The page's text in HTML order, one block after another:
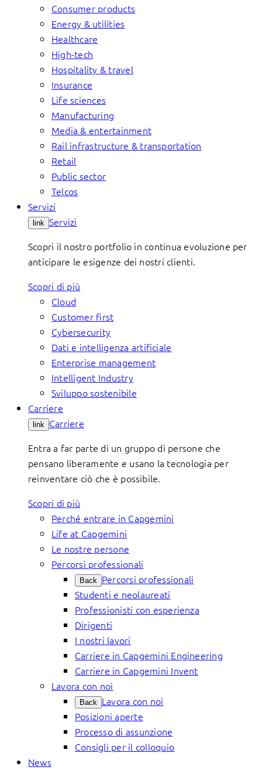
Consumer products
Energy & utilities
Healthcare
High-tech
Hospitality & travel
Insurance
Life sciences
Manufacturing
Media & entertainment
Rail infrastructure & transportation
Retail
Public sector
Telcos
Servizi
link Servizi
Scopri il nostro portfolio in continua evoluzione per
anticipare le esigenze dei nostri clienti.
Scopri di più
Cloud
Customer first
Cybersecurity
Dati e intelligenza artificiale
Enterprise management
Intelligent Industry
Sviluppo sostenibile
Carriere
link Carriere
Entra a far parte di un gruppo di persone che
pensano liberamente e usano la tecnologia per
reinventare ciò che è possibile.
Scopri di più
Perché entrare in Capgemini
Life at Capgemini
Le nostre persone
Percorsi professionali
Back Percorsi professionali
Studenti e neolaureati
Professionisti con esperienza
Dirigenti
I nostri lavori
Carriere in Capgemini Engineering
Carriere in Capgemini Invent
Lavora con noi
Back Lavora con noi
Posizioni aperte
Processo di assunzione
Consigli per il colloquio
News